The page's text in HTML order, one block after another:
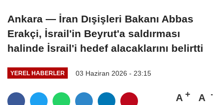
Ankara — İran Dışişleri Bakanı Abbas
Erakçi, İsrail'in Beyrut'a saldırması
halinde İsrail'i hedef alacaklarını belirtti
YEREL HABERLER 03 Haziran 2026 - 23:15
A A